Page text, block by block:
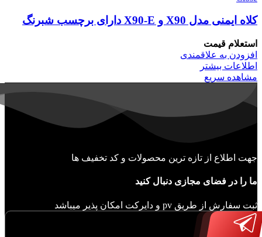
کلاه ایمنی مدل X90 و X90-E دارای برچسب شبرنگ
استعلام قیمت
افزودن به علاقمندی
اطلاعات بیشتر
مشاهده سریع
جهت اطلاع از تازه ترین محصولات و کد تخفیف ها
ما را در فضای مجازی دنبال کنید
ثبت سفارش از طریق pv و دایرکت امکان پذیر میباشد